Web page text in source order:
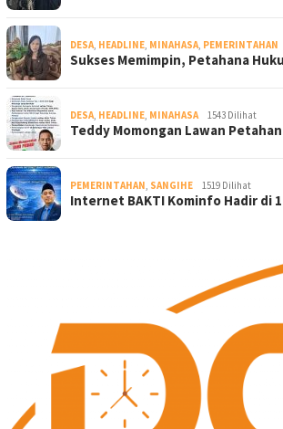
DESA, HEADLINE, MINAHASA, PEMERINTAHAN
Sukses Memimpin, Petahana
DESA, HEADLINE, MINAHASA 1543 Dilihat
Teddy Momongan Lawan
PEMERINTAHAN, SANGIHE 1519 Dilihat
Internet BAKTI Kominfo Hadir di